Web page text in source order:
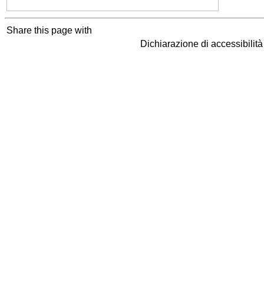
Share this page with
Dichiarazione di